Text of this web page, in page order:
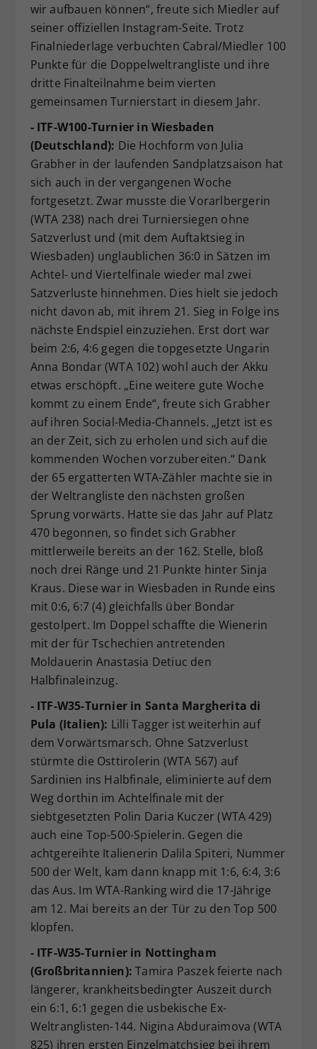
wir aufbauen können“, freute sich Miedler auf
seiner offiziellen Instagram-Seite. Trotz
Finalniederlage verbuchten Cabral/Miedler 100
Punkte für die Doppelweltrangliste und ihre
dritte Finalteilnahme beim vierten
gemeinsamen Turnierstart in diesem Jahr.
- ITF-W100-Turnier in Wiesbaden
(Deutschland): Die Hochform von Julia
Grabher in der laufenden Sandplatzsaison hat
sich auch in der vergangenen Woche
fortgesetzt. Zwar musste die Vorarlbergerin
(WTA 238) nach drei Turniersiegen ohne
Satzverlust und (mit dem Auftaktsieg in
Wiesbaden) unglaublichen 36:0 in Sätzen im
Achtel- und Viertelfinale wieder mal zwei
Satzverluste hinnehmen. Dies hielt sie jedoch
nicht davon ab, mit ihrem 21. Sieg in Folge ins
nächste Endspiel einzuziehen. Erst dort war
beim 2:6, 4:6 gegen die topgesetzte Ungarin
Anna Bondar (WTA 102) wohl auch der Akku
etwas erschöpft. „Eine weitere gute Woche
kommt zu einem Ende“, freute sich Grabher
auf ihren Social-Media-Channels. „Jetzt ist es
an der Zeit, sich zu erholen und sich auf die
kommenden Wochen vorzubereiten.“ Dank
der 65 ergatterten WTA-Zähler machte sie in
der Weltrangliste den nächsten großen
Sprung vorwärts. Hatte sie das Jahr auf Platz
470 begonnen, so findet sich Grabher
mittlerweile bereits an der 162. Stelle, bloß
noch drei Ränge und 21 Punkte hinter Sinja
Kraus. Diese war in Wiesbaden in Runde eins
mit 0:6, 6:7 (4) gleichfalls über Bondar
gestolpert. Im Doppel schaffte die Wienerin
mit der für Tschechien antretenden
Moldauerin Anastasia Detiuc den
Halbfinaleinzug.
- ITF-W35-Turnier in Santa Margherita di
Pula (Italien): Lilli Tagger ist weiterhin auf
dem Vorwärtsmarsch. Ohne Satzverlust
stürmte die Osttirolerin (WTA 567) auf
Sardinien ins Halbfinale, eliminierte auf dem
Weg dorthin im Achtelfinale mit der
siebtgesetzten Polin Daria Kuczer (WTA 429)
auch eine Top-500-Spielerin. Gegen die
achtgereihte Italienerin Dalila Spiteri, Nummer
500 der Welt, kam dann knapp mit 1:6, 6:4, 3:6
das Aus. Im WTA-Ranking wird die 17-Jährige
am 12. Mai bereits an der Tür zu den Top 500
klopfen.
- ITF-W35-Turnier in Nottingham
(Großbritannien): Tamira Paszek feierte nach
längerer, krankheitsbedingter Auszeit durch
ein 6:1, 6:1 gegen die usbekische Ex-
Weltranglisten-144. Nigina Abduraimova (WTA
825) ihren ersten Einzelmatchsieg bei ihrem